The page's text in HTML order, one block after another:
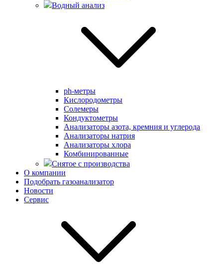
Водный анализ
ph-метры
Кислородометры
Солемеры
Кондуктометры
Анализаторы азота, кремния и углерода
Анализаторы натрия
Анализаторы хлора
Комбинированные
Снятое с производства
О компании
Подобрать газоанализатор
Новости
Сервис